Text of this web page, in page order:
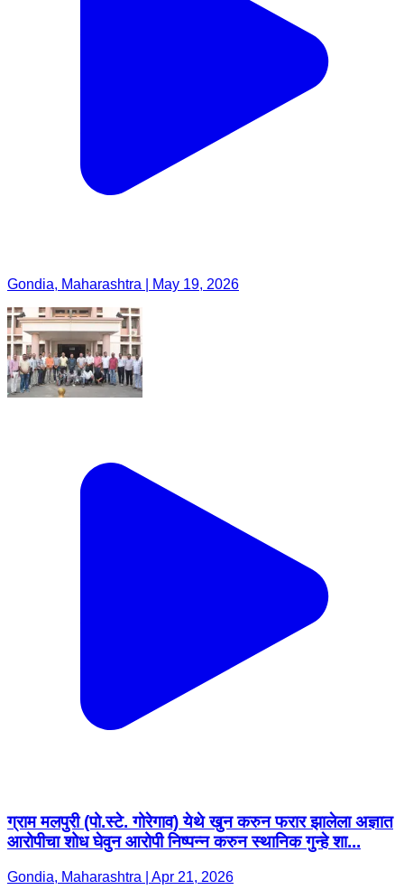
Gondia, Maharashtra | May 19, 2026
ग्राम मलपुरी (पो.स्टे. गोरेगाव) येथे खुन करुन फरार झालेला अज्ञात
आरोपीचा शोध घेवुन आरोपी निष्पन्न करुन स्थानिक गुन्हे शा...
Gondia, Maharashtra | Apr 21, 2026